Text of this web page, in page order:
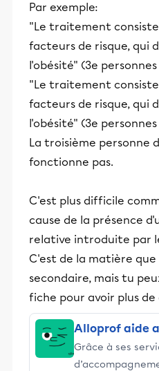
Par exemple:
"Le traitement
facteurs de risque, qui
l'obésité" (3e
"Le traitement
facteurs de risque, qui
l'obésité" (3e
La troisième personne
fonctionne pas.
C'est plus difficile
cause de la présence
relative introduite par
C'est de la matière que
secondaire, mais tu
fiche pour avoir plus de
Alloprof aide
Grâce à ses